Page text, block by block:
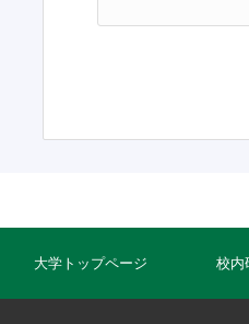
大学トップページ 校内